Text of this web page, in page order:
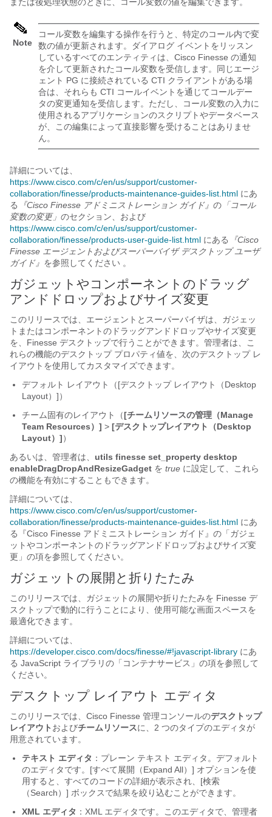
Note
コール変数を編集する操作を行うと、特定のコール内で変
数の値が更新されます。ダイアログ イベントをリッスン
しているすべてのエンティティは、Cisco Finesse の通知
を介して更新されたコール変数を受信します。同じエージ
ェント PG に接続されている CTI クライアントがある場
合は、それらも CTI コールイベントを通じてコールデー
タの変更通知を受信します。ただし、コール変数の入力に
使用されるアプリケーションのスクリプトやデータベース
が、この編集によって直接影響を受けることはありませ
ん。
詳細については、
https://www.cisco.com/c/en/us/support/customer-
collaboration/finesse/products-maintenance-guides-list.html にあ
る
『Cisco Finesse アドミニストレーション ガイド』 の 「コール
変数の変更」 のセクション、および
https://www.cisco.com/c/en/us/support/customer-
collaboration/finesse/products-user-guide-list.html にある
『Cisco
Finesse エージェントおよびスーパーバイザ デスクトップ ユーザ
ガイド』 を参照してください 。
ガジェットやコンポーネントのドラッグ
アンドドロップおよびサイズ変更
このリリースでは、エージェントとスーパーバイザは、ガジェッ
トまたはコンポーネントのドラッグアンドドロップやサイズ変更
を、Finesse デスクトップで行うことができます。管理者は、こ
れらの機能のデスクトップ プロパティ値を、次のデスクトップ レ
イアウトを使用してカスタマイズできます。
デフォルト レイアウト（[デスクトップ レイアウト（Desktop
Layout）]）
チーム固有のレイアウト（[チームリソースの管理（Manage
Team Resources）] > [デスクトップレイアウト（Desktop
Layout）]）
あるいは、管理者は、 utils finesse set_property desktop
enableDragDropAndResizeGadget を true に設定して、これら
の機能を有効にすることもできます。
詳細については、
https://www.cisco.com/c/en/us/support/customer-
collaboration/finesse/products-maintenance-guides-list.html にあ
る『Cisco Finesse アドミニストレーション ガイド 』の「ガジェ
ットやコンポーネントのドラッグアンドドロップおよびサイズ変
更 」の項を参照してください。
ガジェットの展開と折りたたみ
このリリースでは、ガジェットの展開や折りたたみを Finesse デ
スクトップで動的に行うことにより、使用可能な画面スペースを
最適化できます。
詳細については、
https://developer.cisco.com/docs/finesse/#!javascript-library にあ
る JavaScript ライブラリの「コンテナサービス 」の項を参照して
ください。
デスクトップ レイアウト エディタ
このリリースでは、Cisco Finesse 管理コンソールのデスクトップ
レイアウト およびチームリソースに、2 つのタイプのエディタが
用意されています。
テキスト エディタ ：プレーン テキスト エディタ。デフォルト
のエディタです。[すべて展開（Expand All）] オプションを使
用すると、すべてのコードの詳細が表示され、[検索
（Search）] ボックスで結果を絞り込むことができます。
XML エディタ ：XML エディタです。このエディタで、管理者